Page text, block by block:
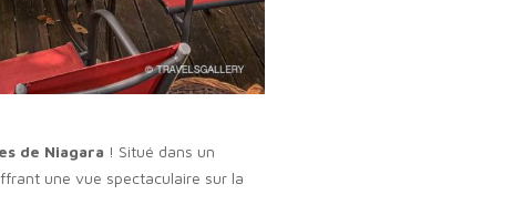
de Niagara ! Situé dans un
une vue spectaculaire sur la